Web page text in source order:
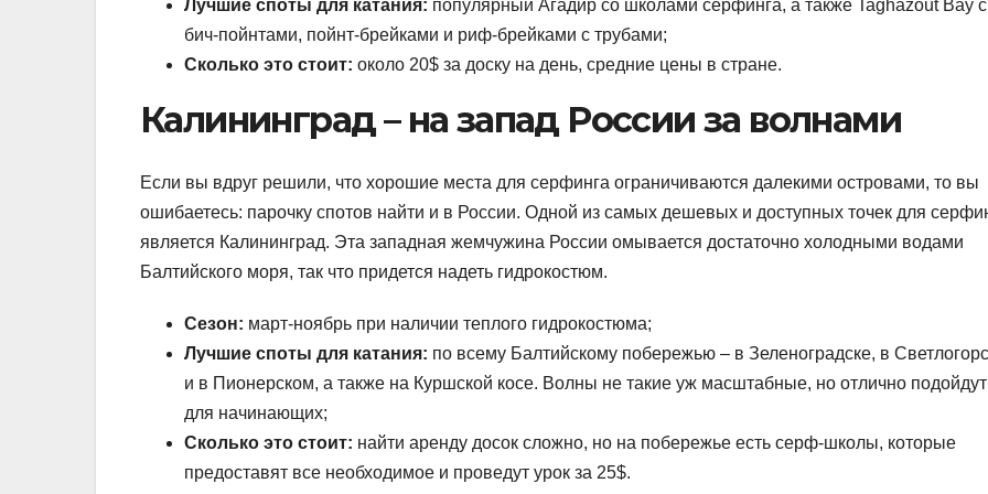
Лучшие споты для катания: популярный Агадир со школами серфинга, а также Taghazout Bay с
бич-пойнтами, пойнт-брейками и риф-брейками с трубами;
Сколько это стоит: около 20$ за доску на день, средние цены в стране.
Калининград – на запад России за волнами
Если вы вдруг решили, что хорошие места для серфинга ограничиваются далекими островами, то вы
ошибаетесь: парочку спотов найти и в России. Одной из самых дешевых и доступных точек для
является Калининград. Эта западная жемчужина России омывается достаточно холодными водами
Балтийского моря, так что придется надеть гидрокостюм.
Сезон: март-ноябрь при наличии теплого гидрокостюма;
Лучшие споты для катания: по всему Балтийскому побережью – в Зеленоградске, в
и в Пионерском, а также на Куршской косе. Волны не такие уж масштабные, но отлично подойдут
для начинающих;
Сколько это стоит: найти аренду досок сложно, но на побережье есть серф-школы, которые
предоставят все необходимое и проведут урок за 25$.